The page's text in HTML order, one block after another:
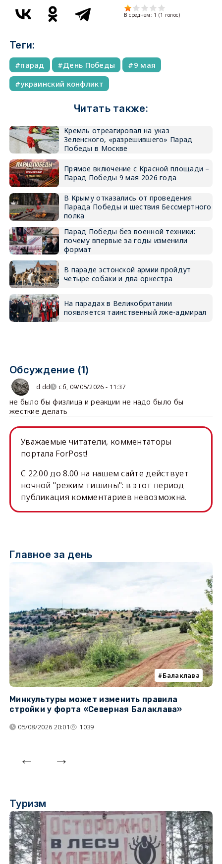
В среднем: 1 (1 голос)
Теги:
парад День Победы
9 мая
украинский конфликт
Читать также:
Кремль отреагировал на указ
Зеленского, «разрешившего» Парад
Победы в Москве
Прямое включение с Красной площади –
Парад Победы 9 мая 2026 года
В Крыму отказались от проведения
Парада Победы и шествия Бессмертного
полка
Парад Победы без военной техники:
почему впервые за годы изменили
формат
В параде эстонской армии пройдут
четыре собаки и два оркестра
На парадах в Великобритании
появляется таинственный лже-адмирал
Обсуждение (1)
d dd сб, 09/05/2026 - 11:37
не было бы физлица и реакции не надо было бы
жесткие делать
Уважаемые читатели, комментаторы
портала ForPost!
C 22.00 до 8.00 на нашем сайте действует
ночной "режим тишины": в этот период
публикация комментариев невозможна.
Главное за день
Балаклава
Минкультуры может изменить правила
стройки у форта «Северная Балаклава»
05/08/2026 20:01 1039
Туризм